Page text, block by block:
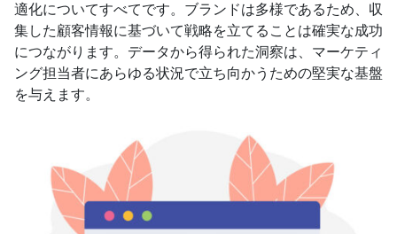
適化についてすべてです。ブランドは多様であるため、収
集した顧客情報に基づいて戦略を立てることは確実な成功
につながります。データから得られた洞察は、マーケティ
ング担当者にあらゆる状況で立ち向かうための堅実な基盤
を与えます。